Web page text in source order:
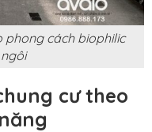
phong cách biophilic
cư theo